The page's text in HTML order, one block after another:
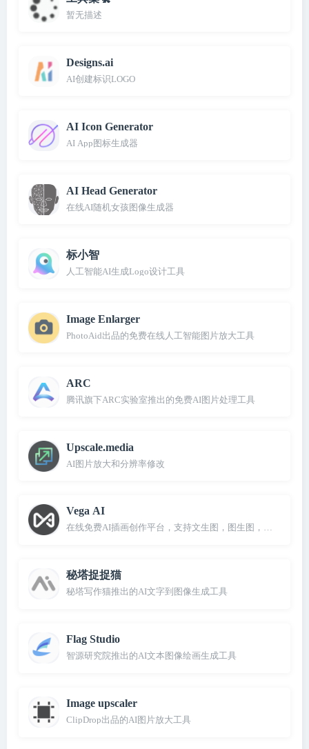
暂无描述
Designs.ai
AI创建标识LOGO
AI Icon Generator
AI App图标生成器
AI Head Generator
在线AI随机女孩图像生成器
标小智
人工智能AI生成Logo设计工具
Image Enlarger
PhotoAid出品的免费在线人工智能图片放大工具
ARC
腾讯旗下ARC实验室推出的免费AI图片处理工具
Upscale.media
AI图片放大和分辨率修改
Vega AI
在线免费AI插画创作平台，支持文生图，图生图，条件生图
秘塔捉捉猫
秘塔写作猫推出的AI文字到图像生成工具
Flag Studio
智源研究院推出的AI文本图像绘画生成工具
Image upscaler
ClipDrop出品的AI图片放大工具